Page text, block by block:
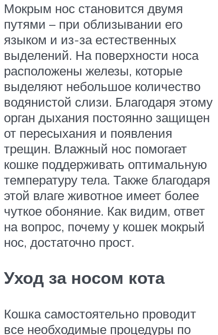
Мокрым нос становится двумя
путями – при облизывании его
языком и из-за естественных
выделений. На поверхности носа
расположены железы, которые
выделяют небольшое количество
водянистой слизи. Благодаря этому
орган дыхания постоянно защищен
от пересыхания и появления
трещин. Влажный нос помогает
кошке поддерживать оптимальную
температуру тела. Также благодаря
этой влаге животное имеет более
чуткое обоняние. Как видим, ответ
на вопрос, почему у кошек мокрый
нос, достаточно прост.
Уход за носом кота
Кошка самостоятельно проводит
все необходимые процедуры по